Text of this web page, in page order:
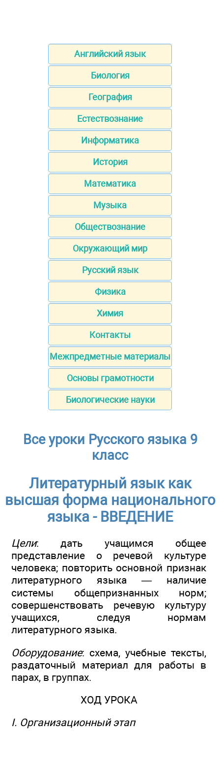
Английский язык
Биология
География
Естествознание
Информатика
История
Математика
Музыка
Обществознание
Окружающий мир
Русский язык
Физика
Химия
Контакты
Межпредметные материалы
Основы грамотности
Биологические науки
Все уроки Русского языка 9
класс
Литературный язык как
высшая форма национального
языка - ВВЕДЕНИЕ
Цели: дать учащимся общее
представление о речевой культуре
человека; повторить основной признак
литературного языка — наличие
системы общепризнанных норм;
совершенствовать речевую культуру
учащихся, следуя нормам
литературного языка.
Оборудование: схема, учебные тексты,
раздаточный материал для работы в
парах, в группах.
ХОД УРОКА
I. Организационный этап